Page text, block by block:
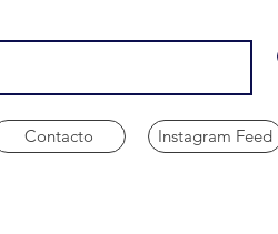
Contacto Instagram Feed